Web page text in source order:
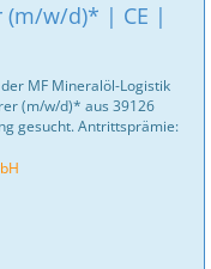
(m/w/d)* | CE |
MF Mineralöl-Logistik
(m/w/d)* aus 39126
gesucht. Antrittsprämie: